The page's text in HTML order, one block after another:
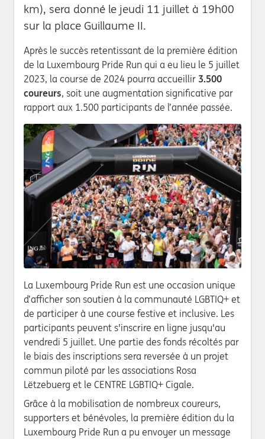
km), sera donné le jeudi 11 juillet à 19h00
sur la place Guillaume II.
Après le succès retentissant de la première édition
de la Luxembourg Pride Run qui a eu lieu le 5 juillet
2023, la course de 2024 pourra accueillir 3.500
coureurs, soit une augmentation significative par
rapport aux 1.500 participants de l’année passée.
La Luxembourg Pride Run est une occasion unique
d’afficher son soutien à la communauté LGBTIQ+ et
de participer à une course festive et inclusive. Les
participants peuvent s'inscrire en ligne jusqu'au
vendredi 5 juillet. Une partie des fonds récoltés par
le biais des inscriptions sera reversée à un projet
commun piloté par les associations Rosa
Lëtzebuerg et le CENTRE LGBTIQ+ Cigale.
Grâce à la mobilisation de nombreux coureurs,
supporters et bénévoles, la première édition du la
Luxembourg Pride Run a pu envoyer un message